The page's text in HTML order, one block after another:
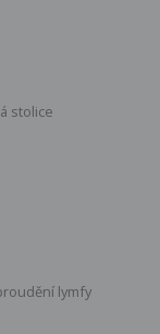
stolice
lymfy